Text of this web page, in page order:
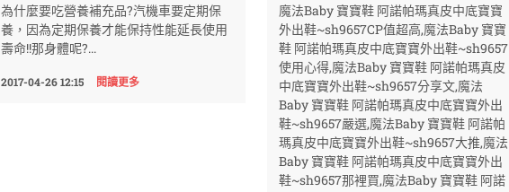
為什麼要吃營養補充品?汽機車要定期保
養，因為定期保養才能保持性能延長使用
壽命!!那身體呢?...
2017-04-26 12:15 閱讀更多
魔法Baby 寶寶鞋 阿諾帕瑪真皮中底寶寶
外出鞋~sh9657CP值超高,魔法Baby 寶寶
鞋 阿諾帕瑪真皮中底寶寶外出鞋~sh9657
使用心得,魔法Baby 寶寶鞋 阿諾帕瑪真皮
中底寶寶外出鞋~sh9657分享文,魔法
Baby 寶寶鞋 阿諾帕瑪真皮中底寶寶外出
鞋~sh9657嚴選,魔法Baby 寶寶鞋 阿諾帕
瑪真皮中底寶寶外出鞋~sh9657大推,魔法
Baby 寶寶鞋 阿諾帕瑪真皮中底寶寶外出
鞋~sh9657那裡買,魔法Baby 寶寶鞋 阿諾